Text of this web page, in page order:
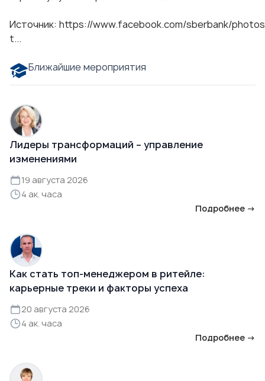
Источник: https://www.facebook.com/sberbank/
t...
Ближайшие мероприятия
Лидеры трансформаций – управление
изменениями
19 августа 2026
4 ак. часа
Подробнее →
Как стать топ-менеджером в ритейле:
карьерные треки и факторы успеха
20 августа 2026
4 ак. часа
Подробнее →